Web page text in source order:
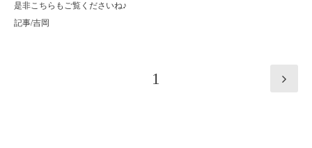
是非こちらもご覧くださいね♪
記事/吉岡
1